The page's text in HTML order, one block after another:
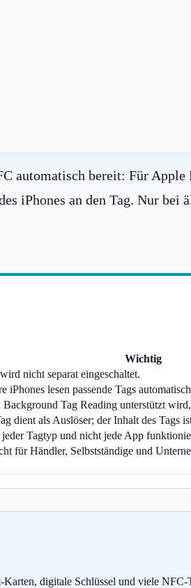
automatisch bereit: Für
iPhones an den Tag. Nur bei
Wichtig
nicht separat eingeschaltet.
iPhones lesen passende Tags
Background Tag Reading unterstützt
dient als Auslöser; der Inhalt des Tags
Tagtyp und nicht jede App
für Händler, Selbstständige und
digitale Schlüssel und viele